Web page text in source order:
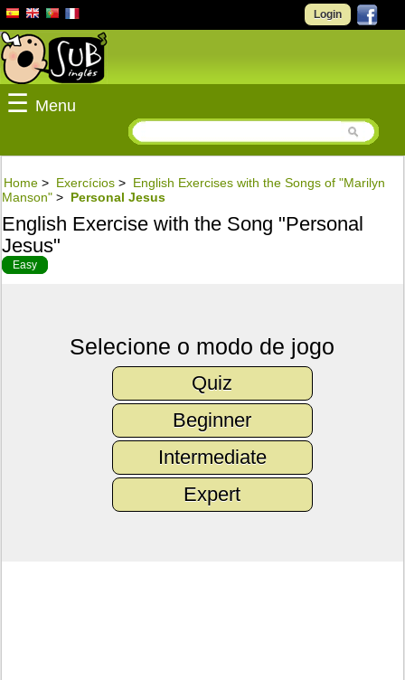
Login
☰ Menu
Home > Exercícios > English Exercises with the Songs of "Marilyn
Manson" > Personal Jesus
English Exercise with the Song "Personal
Jesus"
Easy
Selecione o modo de jogo
Quiz
Beginner
Intermediate
Expert